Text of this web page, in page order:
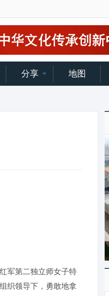
分享 地图
军第二独立师女子特
织领导下，勇敢地拿